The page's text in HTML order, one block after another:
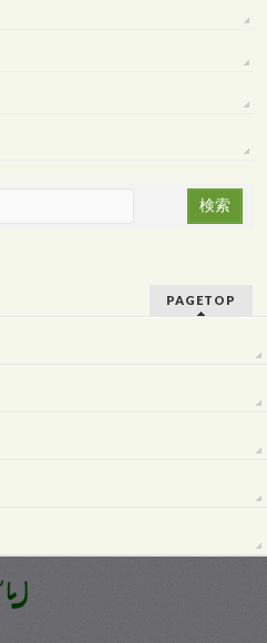
PAGETOP